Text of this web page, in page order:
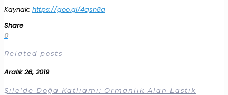
Kaynak: https://goo.gl/4qsn8a
Share
0
Related posts
Aralık 26, 2019
Şile'de Doğa Katliamı: Ormanlık Alan Lastik